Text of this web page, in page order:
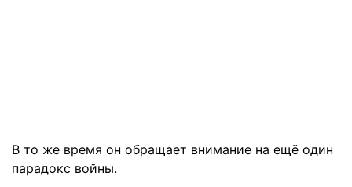
В то же время он обращает внимание на ещё один
парадокс войны.